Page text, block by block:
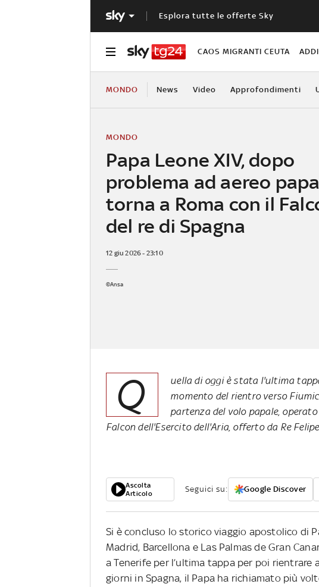
Esplora tutte le offerte Sky
CAOS MIGRANTI CEUTA
MONDO News Video Approfondimenti
Papa Leone XIV, dopo
problema ad aereo
torna a Roma con il
del re di Spagna
MONDO
12 giu 2026 - 23:10
©Ansa
Q
uella di oggi è stata l'ultima
momento del rientro verso
partenza del volo papale,
Falcon dell'Esercito dell'Aria, offerto da Re
Ascolta
Articolo
Seguici su: Google Discover
Si è concluso lo storico viaggio apostolico di
Madrid, Barcellona e Las Palmas de Gran
a Tenerife per l’ultima tappa per poi rientrare
giorni in Spagna, il Papa ha richiamato più